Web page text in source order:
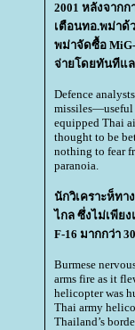
2001 หลังจาก
เตือนทอ.พม่าด้
พม่าจัดซื้อ
จ่ายโดยทันทีแล
Defence
missiles—useful
equipped Thai
thought to be
nothing to fear
paranoia.
นักวิเคราะห็ทา
ไกล ซึ่งไม่เพีย
F-16 มากกว่า
Burmese
arms fire as it
helicopter was
Thai army
Thailand’s